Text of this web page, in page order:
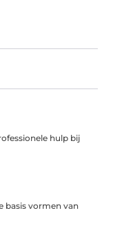
hulp bij
basis vormen van